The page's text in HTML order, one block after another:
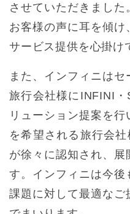
させていただきまし
お客様の声に耳を傾
サービス提供を心掛け
また、インフィニはセ
旅行会社様にINFINI
リューション提案を
を希望される旅行会
が徐々に認知され、展
す。インフィニは今後
課題に対して最適なご